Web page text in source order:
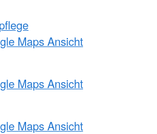
Maps Ansicht
Maps Ansicht
Maps Ansicht